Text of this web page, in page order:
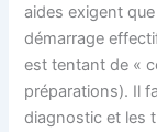
aides exigent
démarrage
est tentant de «
préparations). Il
diagnostic et les